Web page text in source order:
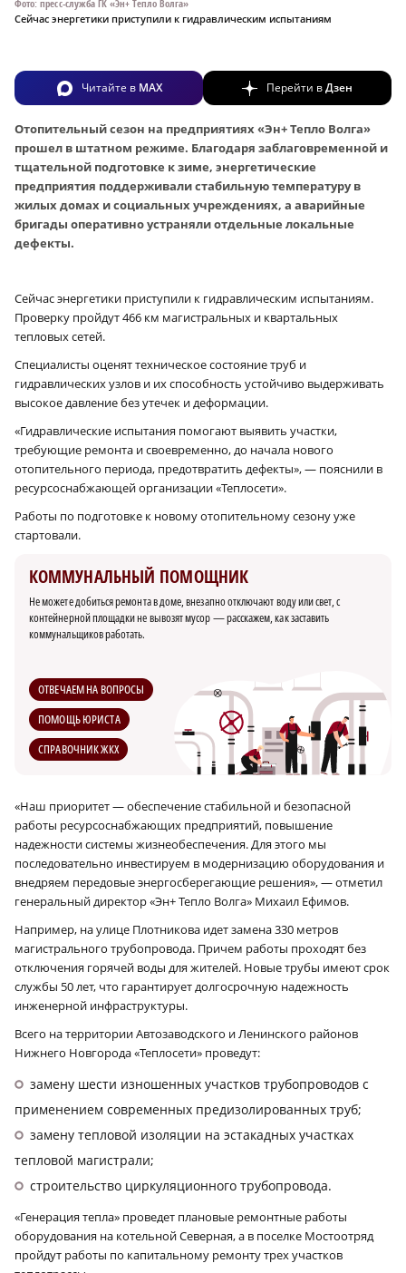
Фото: пресс-служба ГК «Эн+ Тепло Волга»
Сейчас энергетики приступили к гидравлическим испытаниям
Читайте в MAX Перейти вДзен
Отопительный сезон на предприятиях «Эн+ Тепло Волга»
прошел в штатном режиме. Благодаря заблаговременной и
тщательной подготовке к зиме, энергетические
предприятия поддерживали стабильную температуру в
жилых домах и социальных учреждениях, а аварийные
бригады оперативно устраняли отдельные локальные
дефекты.
Сейчас энергетики приступили к гидравлическим испытаниям.
Проверку пройдут 466 км магистральных и квартальных
тепловых сетей.
Специалисты оценят техническое состояние труб и
гидравлических узлов и их способность устойчиво выдерживать
высокое давление без утечек и деформации.
«Гидравлические испытания помогают выявить участки,
требующие ремонта и своевременно, до начала нового
отопительного периода, предотвратить дефекты», — пояснили в
ресурсоснабжающей организации «Теплосети».
Работы по подготовке к новому отопительному сезону уже
стартовали.
КОММУНАЛЬНЫЙ ПОМОЩНИК
Не можете добиться ремонта в доме, внезапно отключают воду или свет, с
контейнерной площадки не вывозят мусор — расскажем, как заставить
коммунальщиков работать.
ОТВЕЧАЕМ НА ВОПРОСЫ
ПОМОЩЬ ЮРИСТА
СПРАВОЧНИК ЖКХ
«Наш приоритет — обеспечение стабильной и безопасной
работы ресурсоснабжающих предприятий, повышение
надежности системы жизнеобеспечения. Для этого мы
последовательно инвестируем в модернизацию оборудования и
внедряем передовые энергосберегающие решения», — отметил
генеральный директор «Эн+ Тепло Волга» Михаил Ефимов.
Например, на улице Плотникова идет замена 330 метров
магистрального трубопровода. Причем работы проходят без
отключения горячей воды для жителей. Новые трубы имеют срок
службы 50 лет, что гарантирует долгосрочную надежность
инженерной инфраструктуры.
Всего на территории Автозаводского и Ленинского районов
Нижнего Новгорода «Теплосети» проведут:
замену шести изношенных участков трубопроводов с
применением современных предизолированных труб;
замену тепловой изоляции на эстакадных участках
тепловой магистрали;
строительство циркуляционного трубопровода.
«Генерация тепла» проведет плановые ремонтные работы
оборудования на котельной Северная, а в поселке Мостоотряд
пройдут работы по капитальному ремонту трех участков